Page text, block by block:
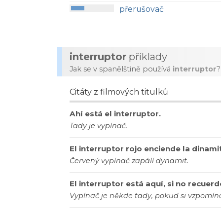
přerušovač
interruptor příklady
Jak se v spanělštině používá interruptor?
Citáty z filmových titulků
Ahí está el interruptor.
Tady je vypínač.
El interruptor rojo enciende la
Červený vypínač zapálí dynamit.
El interruptor está aquí, si no
Vypínač je někde tady, pokud si